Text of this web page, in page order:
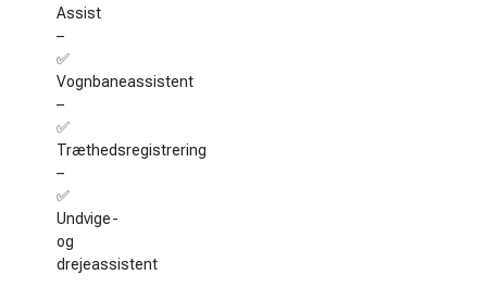
Assist
–
✅
Vognbaneassistent
–
✅
Træthedsregistrering
–
✅
Undvige-
og
drejeassistent